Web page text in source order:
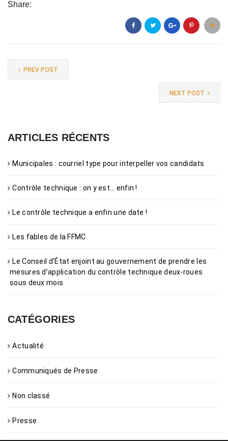
Share:
PREV POST
NEXT POST
ARTICLES RÉCENTS
Municipales : courriel type pour interpeller vos candidats
Contrôle technique : on y est… enfin !
Le contrôle technique a enfin une date !
Les fables de la FFMC
Le Conseil d’État enjoint au gouvernement de prendre les
mesures d’application du contrôle technique deux-roues
sous deux mois
CATÉGORIES
Actualité
Communiqués de Presse
Non classé
Presse